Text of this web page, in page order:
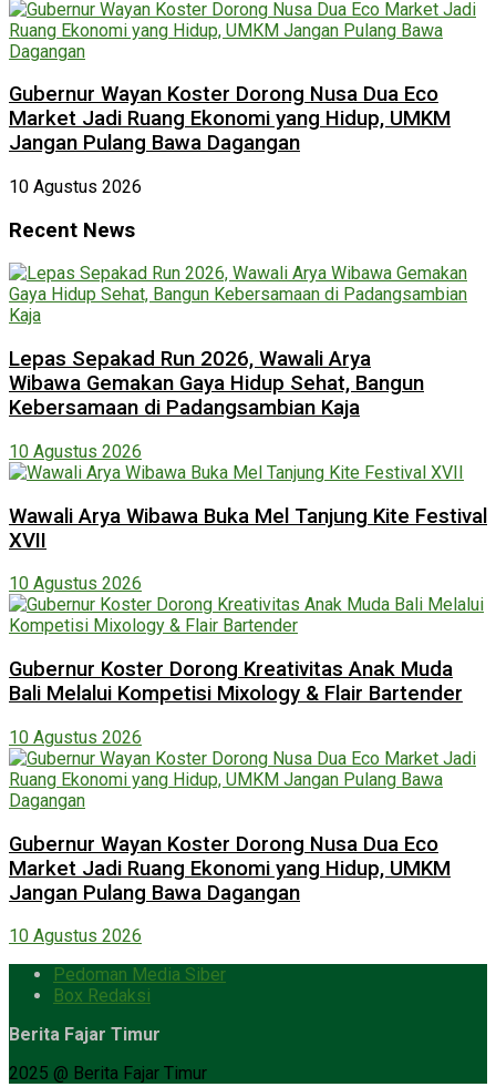
Gubernur Wayan Koster Dorong Nusa Dua Eco
Market Jadi Ruang Ekonomi yang Hidup, UMKM
Jangan Pulang Bawa Dagangan
10 Agustus 2026
Recent News
Lepas Sepakad Run 2026, Wawali Arya
Wibawa Gemakan Gaya Hidup Sehat, Bangun
Kebersamaan di Padangsambian Kaja
10 Agustus 2026
Wawali Arya Wibawa Buka Mel Tanjung Kite Festival
XVII
10 Agustus 2026
Gubernur Koster Dorong Kreativitas Anak Muda
Bali Melalui Kompetisi Mixology & Flair Bartender
10 Agustus 2026
Gubernur Wayan Koster Dorong Nusa Dua Eco
Market Jadi Ruang Ekonomi yang Hidup, UMKM
Jangan Pulang Bawa Dagangan
10 Agustus 2026
Pedoman Media Siber
Box Redaksi
Berita Fajar Timur
2025 @ Berita Fajar Timur